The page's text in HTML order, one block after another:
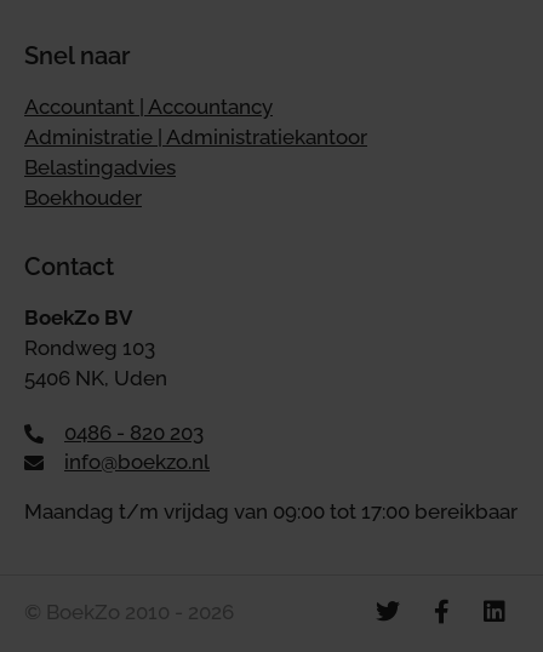
Snel naar
Accountant | Accountancy
Administratie | Administratiekantoor
Belastingadvies
Boekhouder
Contact
BoekZo BV
Rondweg 103
5406 NK, Uden
0486 - 820 203
info@boekzo.nl
Maandag t/m vrijdag van 09:00 tot 17:00 bereikbaar
© BoekZo 2010 - 2026